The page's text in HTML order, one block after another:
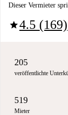
Dieser Vermieter
star4.5 (169)
205
veröffentlichte
519
Mieter